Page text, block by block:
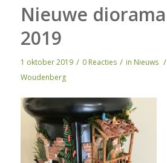
Nieuwe
2019
1 oktober 2019 / 0 Reacties / in Nieuws /
Woudenberg